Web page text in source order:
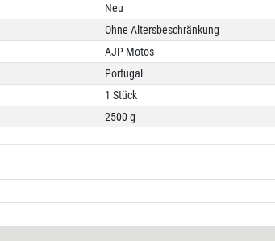
Neu
Ohne Altersbeschränkung
AJP-Motos
Portugal
1 Stück
2500 g